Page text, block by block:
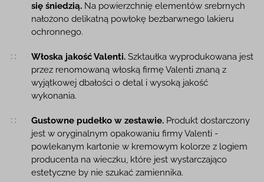
się śniedzią.Na powierzchnię elementów srebrnych
nałożono delikatną powłokę bezbarwnego lakieru
ochronnego.
Włoska jakość Valenti.Szktaułka wyprodukowana jest
przez renomowaną włoską firmę Valenti znaną z
wyjątkowej dbałości o detal i wysoką jakość
wykonania.
Gustowne pudełko w zestawie.Produkt dostarczony
jest w oryginalnym opakowaniu firmy Valenti -
powlekanym kartonie w kremowym kolorze z logiem
producenta na wieczku, które jest wystarczająco
estetyczne by nie szukać zamiennika.